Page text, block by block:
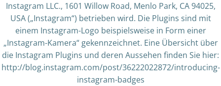
Instagram LLC., 1601 Willow Road, Menlo Park, CA 94025,
USA („Instagram“) betrieben wird. Die Plugins sind mit
einem Instagram-Logo beispielsweise in Form einer
„Instagram-Kamera“ gekennzeichnet. Eine Übersicht über
die Instagram Plugins und deren Aussehen finden Sie hier:
http://blog.instagram.com/post/36222022872/introducing-
instagram-badges